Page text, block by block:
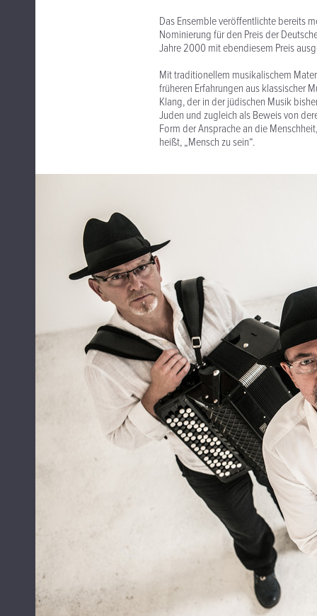
Das Ensemble veröffentlichte bereits
Nominierung für den Preis der
Jahre 2000 mit ebendiesem Preis
Mit traditionellem musikalischem
früheren Erfahrungen aus klassischer
Klang, der in der jüdischen Musik
Juden und zugleich als Beweis von
Form der Ansprache an die
heißt, „Mensch zu sein“.